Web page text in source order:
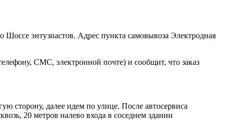
энтузиастов. Адрес пункта самовывоза Электродная
СМС, электронной почте) и сообщит, что заказ
сторону, далее идем по улице. После автосервиса
20 метров налево входа в соседнем здании